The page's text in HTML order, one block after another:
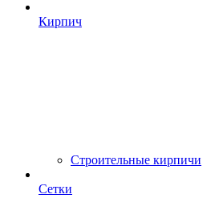
Кирпич
Строительные кирпичи
Сетки